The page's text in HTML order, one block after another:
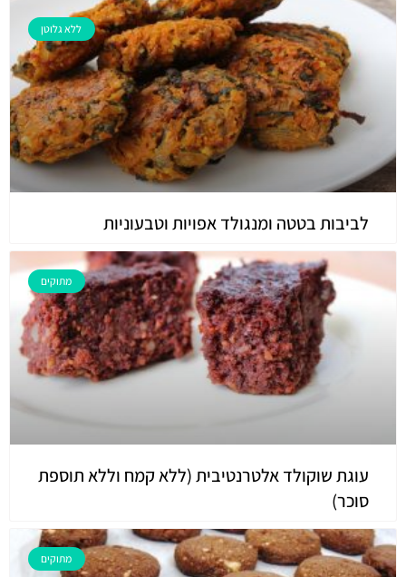
ללא גלוטן
לביבות בטטה ומנגולד אפויות וטבעוניות
מתוקים
עוגת שוקולד אלטרנטיבית (ללא קמח וללא תוספת
סוכר)
מתוקים